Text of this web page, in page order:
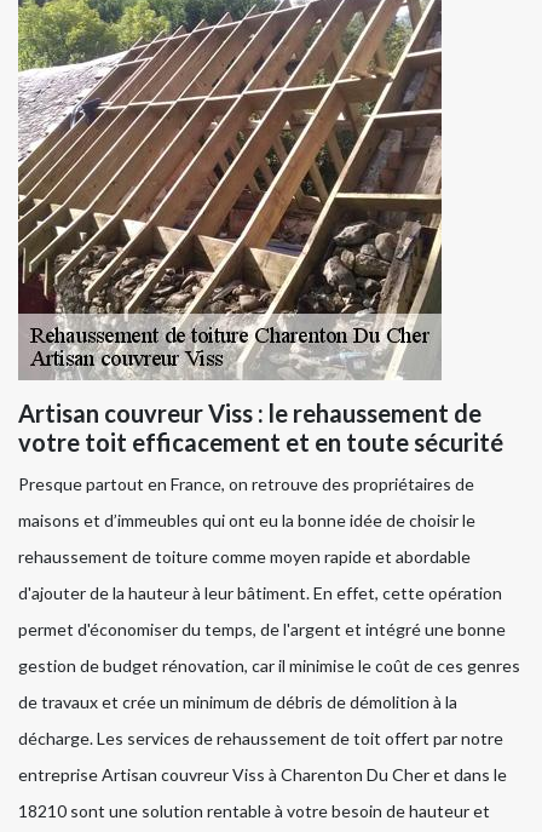
Artisan couvreur Viss : le rehaussement de
votre toit efficacement et en toute sécurité
Presque partout en France, on retrouve des propriétaires de
maisons et d’immeubles qui ont eu la bonne idée de choisir le
rehaussement de toiture comme moyen rapide et abordable
d'ajouter de la hauteur à leur bâtiment. En effet, cette opération
permet d'économiser du temps, de l'argent et intégré une bonne
gestion de budget rénovation, car il minimise le coût de ces genres
de travaux et crée un minimum de débris de démolition à la
décharge. Les services de rehaussement de toit offert par notre
entreprise Artisan couvreur Viss à Charenton Du Cher et dans le
18210 sont une solution rentable à votre besoin de hauteur et